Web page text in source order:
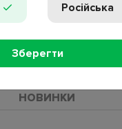
НОВИНКИ
Російська
Зберегти